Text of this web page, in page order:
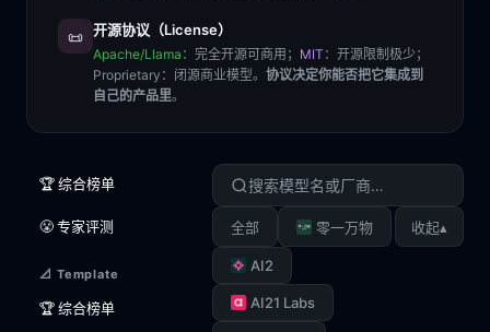
📜 开源协议（License）
Apache/Llama ：完全开源可商用； MIT ：开源限制极少；
Proprietary ：闭源商业模型。 协议决定你能否把它集成到
自己的产品里。
🏆 综合榜单
😤 专家评测
📐 Template
🏆 综合榜单
全部 零一万物
AI2
AI21 Labs
收起▴